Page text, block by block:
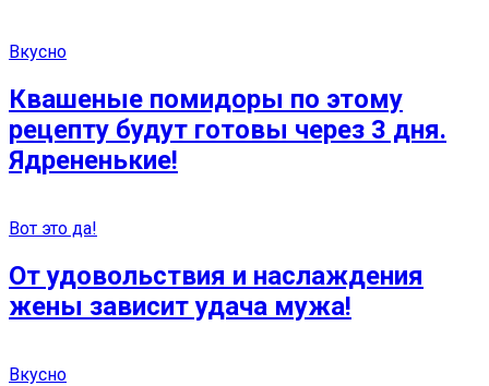
Вкусно
Квашеные помидоры по этому
рецепту будут готовы через 3 дня.
Ядрененькие!
Вот это да!
От удовольствия и наслаждения
жены зависит удача мужа!
Вкусно